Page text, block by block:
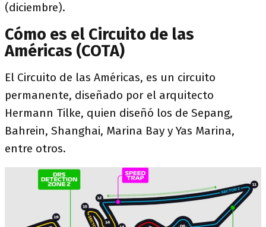
(diciembre).
Cómo es el Circuito de las
Américas (COTA)
El Circuito de las Américas, es un circuito
permanente, diseñado por el arquitecto
Hermann Tilke, quien diseñó los de Sepang,
Bahrein, Shanghai, Marina Bay y Yas Marina,
entre otros.